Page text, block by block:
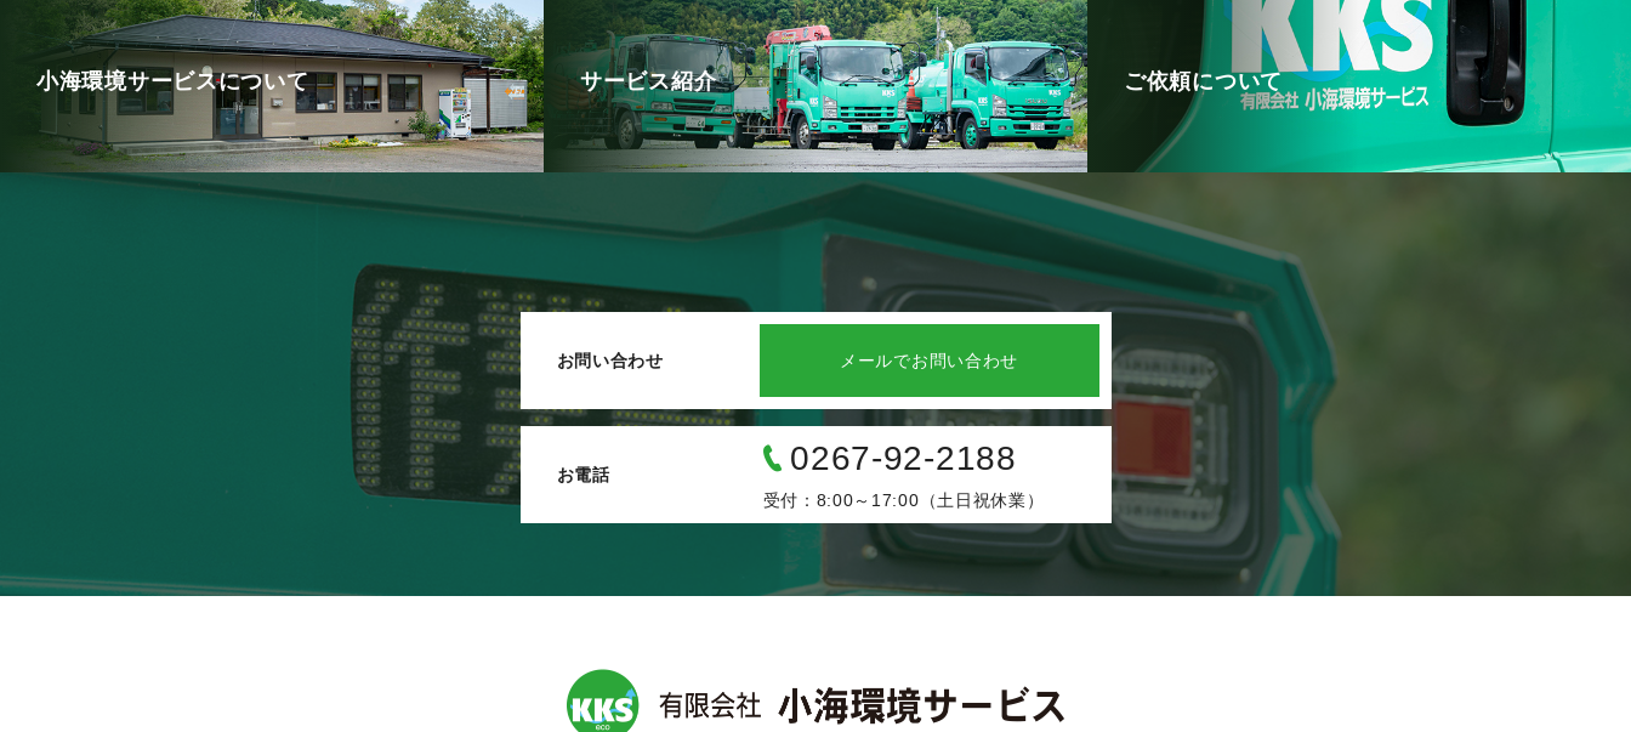
小海環境サービスについて サービス紹介 ご依頼について
お問い合わせ メールでお問い合わせ
お電話 0267-92-2188
受付：8:00～17:00（土日祝休業）